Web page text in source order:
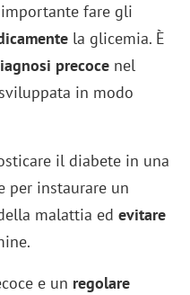
fare gli
la glicemia. È
precoce nel
in modo
il diabete in una
per instaurare un
malattia edevitare
e un regolare